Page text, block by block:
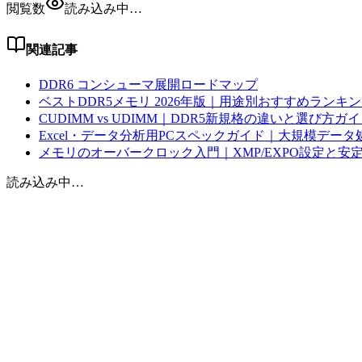
閲覧数
読み込み中…
関連記事
DDR6 コンシューマ展開ロードマップ
ベストDDR5メモリ 2026年版｜用途別おすすめランキ
CUDIMM vs UDIMM｜DDR5新規格の違いと選び方ガイ
Excel・データ分析用PCスペックガイド｜大規模データ
メモリのオーバークロック入門｜XMP/EXPO設定と安
読み込み中…